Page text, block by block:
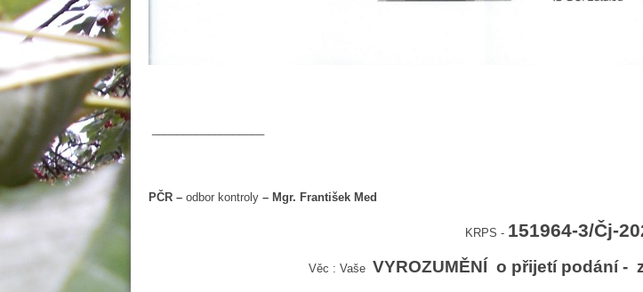
PČR – odbor kontroly – Mgr. František Med
KRPS - 151964-3/Čj-
Věc : Vaše VYROZUMĚNÍ o přijetí podání -